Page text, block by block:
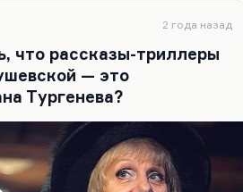
2 года назад
что рассказы-триллеры
— это
Тургенева?